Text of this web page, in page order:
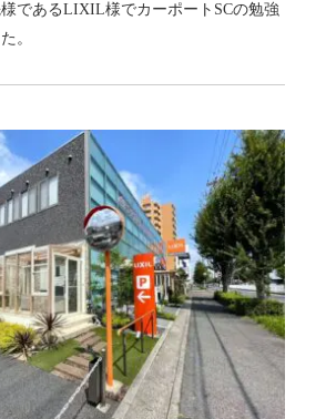
であるLIXIL様でカーポートSCの勉強
。